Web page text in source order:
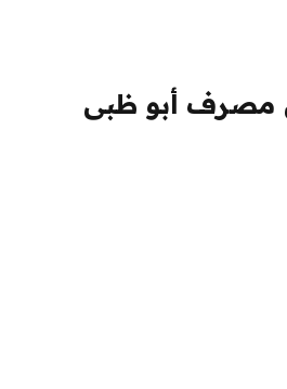
مصرف أبو ظبى